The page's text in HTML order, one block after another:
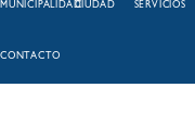
MUNICIPALIDADCIUDAD SERVICIOS
CONTACTO